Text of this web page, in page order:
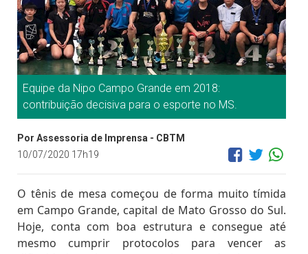
Equipe da Nipo Campo Grande em 2018:
contribuição decisiva para o esporte no MS.
Por Assessoria de Imprensa - CBTM
10/07/2020 17h19
O tênis de mesa começou de forma muito tímida
em Campo Grande, capital de Mato Grosso do Sul.
Hoje, conta com boa estrutura e consegue até
mesmo cumprir protocolos para vencer as